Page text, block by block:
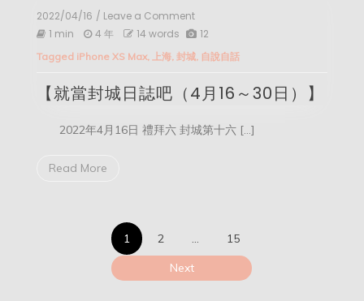
2022/04/16 / Leave a Commenton
【就
封
日
誌
（4
1 min 4 年 14 words 12
Tagged iPhone XS Max, 上海, 封城, 自說自話
【就當封城日誌吧（4月16～30日）】
2022年4月16日 禮拜六 封城第十六 […]
Read More
文
章
1 2 …
15
Next